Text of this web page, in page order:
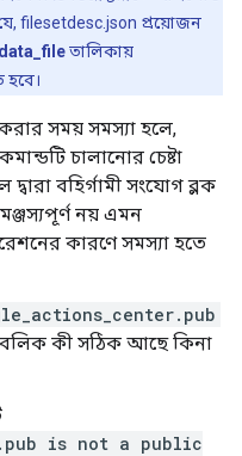
filesetdesc.json প্রয়োজন
data_fileতালিকায়
সময় সমস্যা হলে,
কমান্ডটি চালানোর চেষ্টা
বহির্গামী সংযোগ ব্লক
নয় এমন
কারণে সমস্যা হতে
কী সঠিক আছে কিনা
is not a public